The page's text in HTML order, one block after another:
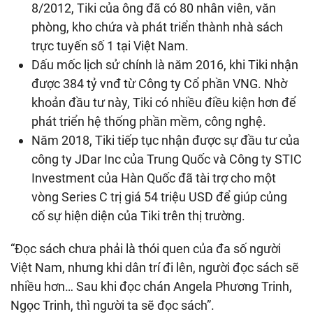
8/2012, Tiki của ông đã có 80 nhân viên, văn
phòng, kho chứa và phát triển thành nhà sách
trực tuyến số 1 tại Việt Nam.
Dấu mốc lịch sử chính là năm 2016, khi Tiki nhận
được 384 tỷ vnđ từ Công ty Cổ phần VNG. Nhờ
khoản đầu tư này, Tiki có nhiều điều kiện hơn để
phát triển hệ thống phần mềm, công nghệ.
Năm 2018, Tiki tiếp tục nhận được sự đầu tư của
công ty JDar Inc của Trung Quốc và Công ty STIC
Investment của Hàn Quốc đã tài trợ cho một
vòng Series C trị giá 54 triệu USD để giúp củng
cố sự hiện diện của Tiki trên thị trường.
“Đọc sách chưa phải là thói quen của đa số người
Việt Nam, nhưng khi dân trí đi lên, người đọc sách sẽ
nhiều hơn… Sau khi đọc chán Angela Phương Trinh,
Ngọc Trinh, thì người ta sẽ đọc sách”.